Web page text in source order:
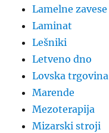
Lamelne zavese
Laminat
Lešniki
Letveno dno
Lovska trgovina
Marende
Mezoterapija
Mizarski stroji